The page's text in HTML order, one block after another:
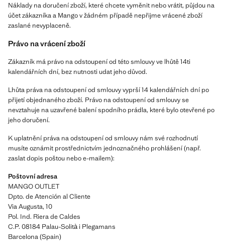
Náklady na doručení zboží, které chcete vyměnit nebo vrátit, půjdou na
účet zákazníka a Mango v žádném případě nepřijme vrácené zboží
zaslané nevyplaceně.
Právo na vrácení zboží
Zákazník má právo na odstoupení od této smlouvy ve lhůtě 14ti
kalendářních dní, bez nutnosti udat jeho důvod.
Lhůta práva na odstoupení od smlouvy vyprší 14 kalendářních dní po
přijetí objednaného zboží. Právo na odstoupení od smlouvy se
nevztahuje na uzavřené balení spodního prádla, které bylo otevřené po
jeho doručení.
K uplatnění práva na odstoupení od smlouvy nám své rozhodnutí
musíte oznámit prostřednictvím jednoznačného prohlášení (např.
zaslat dopis poštou nebo e-mailem):
Poštovní adresa
MANGO OUTLET
Dpto. de Atención al Cliente
Via Augusta, 10
Pol. Ind. Riera de Caldes
C.P. 08184 Palau-Solità i Plegamans
Barcelona (Spain)